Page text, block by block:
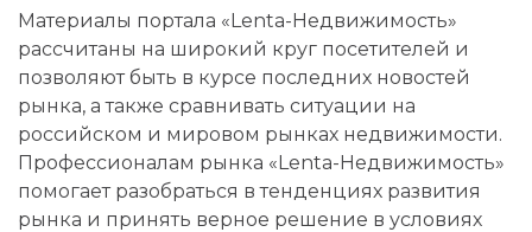
Материалы портала «Lenta-Недвижимость»
рассчитаны на широкий круг посетителей и
позволяют быть в курсе последних новостей
рынка, а также сравнивать ситуации на
российском и мировом рынках недвижимости.
Профессионалам рынка «Lenta-Недвижимость»
помогает разобраться в тенденциях развития
рынка и принять верное решение в условиях